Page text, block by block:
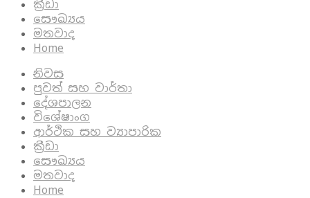
ක්‍රීඩා
සෞඛ්‍යය
මතවාද
Home
නිවස
පුවත් සහ වාර්තා
දේශපාලන
විශේෂාංග
ආර්ථික සහ ව්‍යාපාරික
ක්‍රීඩා
සෞඛ්‍යය
මතවාද
Home